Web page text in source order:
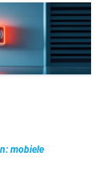
mobiele